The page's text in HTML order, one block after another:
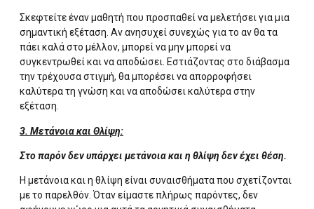
Σκεφτείτε έναν μαθητή που προσπαθεί να μελετήσει για μια
σημαντική εξέταση. Αν ανησυχεί συνεχώς για το αν θα τα
πάει καλά στο μέλλον, μπορεί να μην μπορεί να
συγκεντρωθεί και να αποδώσει. Εστιάζοντας στο διάβασμα
την τρέχουσα στιγμή, θα μπορέσει να απορροφήσει
καλύτερα τη γνώση και να αποδώσει καλύτερα στην
εξέταση.
3. Μετάνοια και Θλίψη:
Στο παρόν δεν υπάρχει μετάνοια και η θλίψη δεν έχει θέση.
Η μετάνοια και η θλίψη είναι συναισθήματα που σχετίζονται
με το παρελθόν. Όταν είμαστε πλήρως παρόντες, δεν